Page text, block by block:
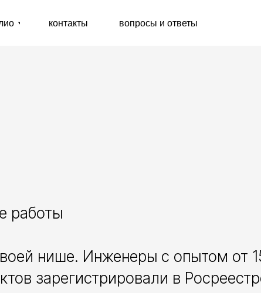
вопросы и ответы
контакты
работы
нише. Инженеры с опытом от
зарегистрировали в